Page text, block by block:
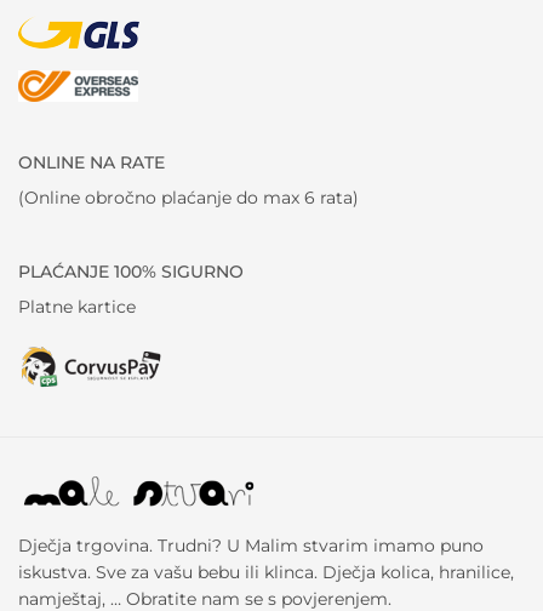
ONLINE NA RATE
(Online obročno plaćanje do max 6 rata)
PLAĆANJE 100% SIGURNO
Platne kartice
Dječja trgovina. Trudni? U Malim stvarim imamo puno
iskustva. Sve za vašu bebu ili klinca. Dječja kolica, hranilice,
namještaj, … Obratite nam se s povjerenjem.